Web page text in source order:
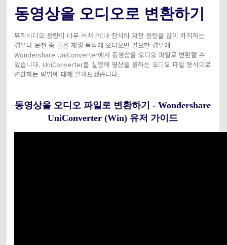
무비 사용자
더 많은 솔루션 알아보기
동영상을 오디오로 변환하기
뮤직비디오 용량이 너무 커서 PC나 장치의 저장 용량을 많이 차지하는
경우나 운전 중 들을 재생 목록에 오디오만 필요한 경우에
Wondershare UniConverter에서 동영상을 오디오 파일로 변환할 수
있습니다. UniConverter를 실행해 영상을 원하는 오디오 파일 형식으로
변환하는 방법에 대해 알아보겠습니다.
동영상을 오디오 파일로 변환하기 - Wondershare
UniConverter (Win) 유저 가이드